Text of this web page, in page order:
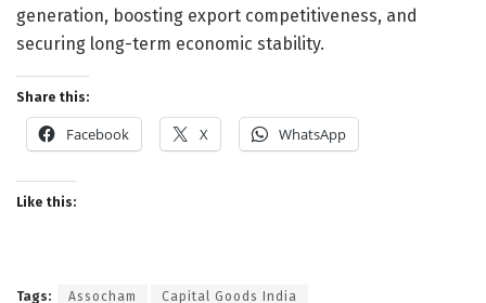
generation, boosting export competitiveness, and
securing long-term economic stability.
Share this:
Facebook X WhatsApp
Like this:
Tags: Assocham Capital Goods India